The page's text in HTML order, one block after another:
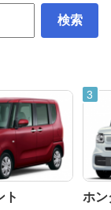
検索
ト ホン